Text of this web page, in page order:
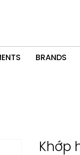
BRANDS
Khớp